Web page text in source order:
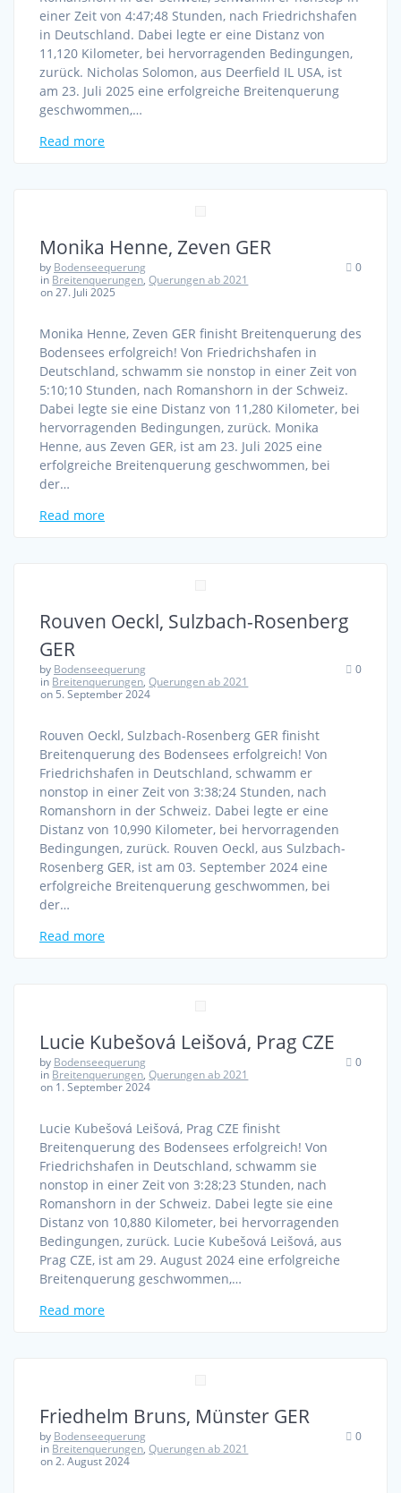
einer Zeit von 4:47;48 Stunden, nach Friedrichshafen
in Deutschland. Dabei legte er eine Distanz von
11,120 Kilometer, bei hervorragenden Bedingungen,
zurück. Nicholas Solomon, aus Deerfield IL USA, ist
am 23. Juli 2025 eine erfolgreiche Breitenquerung
geschwommen,…
Read more
Monika Henne, Zeven GER
by Bodenseequerung
in Breitenquerungen,Querungen ab 2021
on 27. Juli 2025
0
Monika Henne, Zeven GER finisht Breitenquerung des
Bodensees erfolgreich! Von Friedrichshafen in
Deutschland, schwamm sie nonstop in einer Zeit von
5:10;10 Stunden, nach Romanshorn in der Schweiz.
Dabei legte sie eine Distanz von 11,280 Kilometer, bei
hervorragenden Bedingungen, zurück. Monika
Henne, aus Zeven GER, ist am 23. Juli 2025 eine
erfolgreiche Breitenquerung geschwommen, bei
der…
Read more
Rouven Oeckl, Sulzbach-Rosenberg
GER
by Bodenseequerung
in Breitenquerungen,Querungen ab 2021
on 5. September 2024
0
Rouven Oeckl, Sulzbach-Rosenberg GER finisht
Breitenquerung des Bodensees erfolgreich! Von
Friedrichshafen in Deutschland, schwamm er
nonstop in einer Zeit von 3:38;24 Stunden, nach
Romanshorn in der Schweiz. Dabei legte er eine
Distanz von 10,990 Kilometer, bei hervorragenden
Bedingungen, zurück. Rouven Oeckl, aus Sulzbach-
Rosenberg GER, ist am 03. September 2024 eine
erfolgreiche Breitenquerung geschwommen, bei
der…
Read more
Lucie Kubešová Leišová, Prag CZE
by Bodenseequerung
in Breitenquerungen,Querungen ab 2021
on 1. September 2024
0
Lucie Kubešová Leišová, Prag CZE finisht
Breitenquerung des Bodensees erfolgreich! Von
Friedrichshafen in Deutschland, schwamm sie
nonstop in einer Zeit von 3:28;23 Stunden, nach
Romanshorn in der Schweiz. Dabei legte sie eine
Distanz von 10,880 Kilometer, bei hervorragenden
Bedingungen, zurück. Lucie Kubešová Leišová, aus
Prag CZE, ist am 29. August 2024 eine erfolgreiche
Breitenquerung geschwommen,…
Read more
Friedhelm Bruns, Münster GER
by Bodenseequerung
in Breitenquerungen,Querungen ab 2021
on 2. August 2024
0